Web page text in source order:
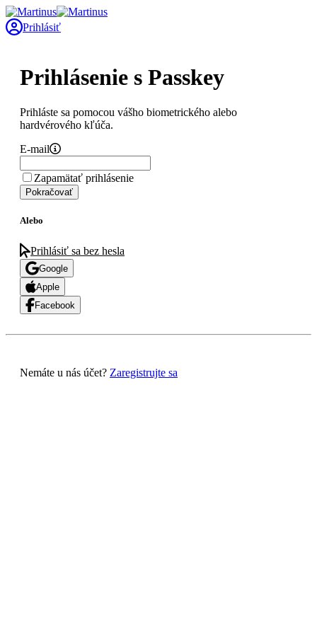
Prihlásiť
Prihlásenie s Passkey
Prihláste sa pomocou vášho biometrického alebo
hardvérového kľúča.
E-mail
Zapamätať prihlásenie
Pokračovať
Alebo
Prihlásiť sa bez hesla
Google
Apple
Facebook
Nemáte u nás účet? Zaregistrujte sa